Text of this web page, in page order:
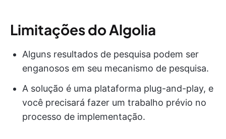
Limitações do Algolia
Alguns resultados de pesquisa podem ser
enganosos em seu mecanismo de pesquisa.
A solução é uma plataforma plug-and-play, e
você precisará fazer um trabalho prévio no
processo de implementação.